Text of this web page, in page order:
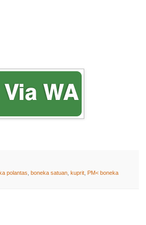
polantas boneka satuan kuprit PM< boneka